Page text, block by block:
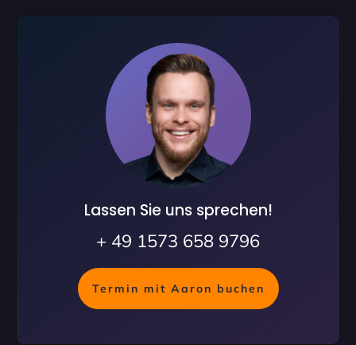
Lassen Sie uns sprechen!
+ 49 1573 658 9796
Termin mit Aaron buchen